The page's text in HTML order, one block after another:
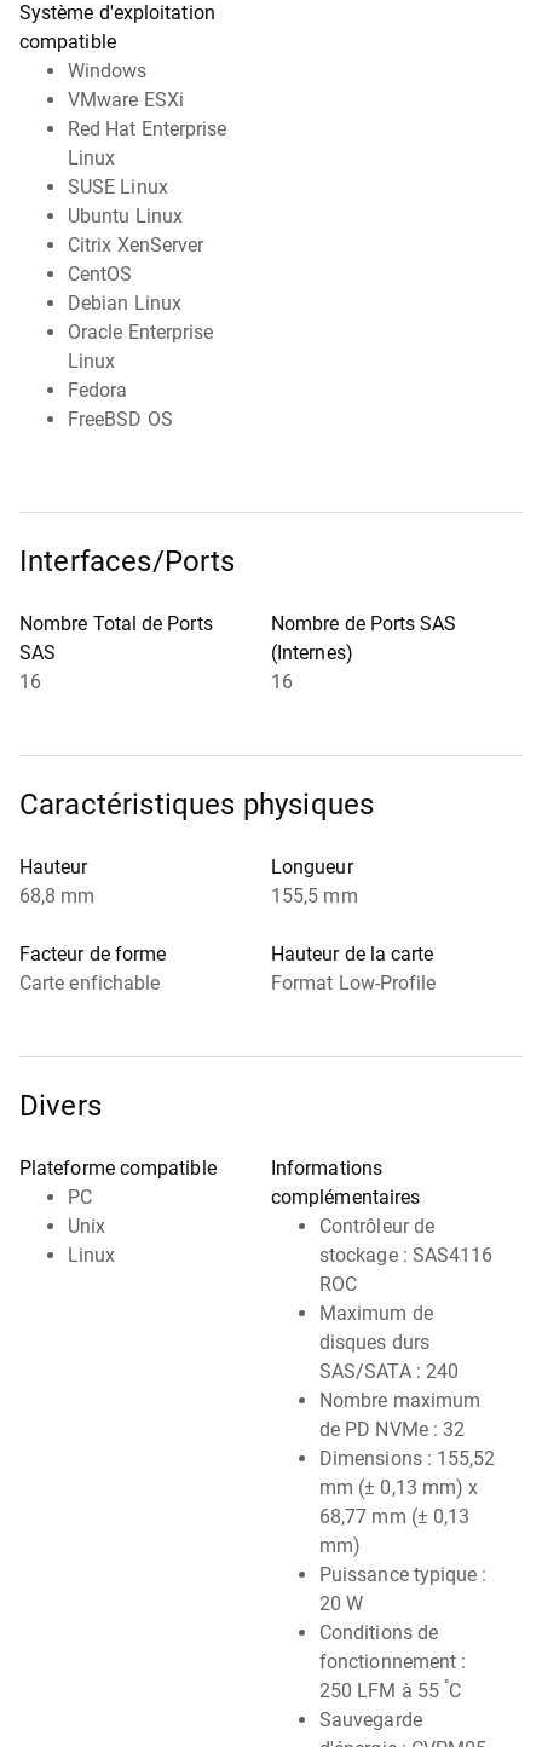
Système d'exploitation
compatible
Windows
VMware ESXi
Red Hat Enterprise
Linux
SUSE Linux
Ubuntu Linux
Citrix XenServer
CentOS
Debian Linux
Oracle Enterprise
Linux
Fedora
FreeBSD OS
Interfaces/Ports
Nombre Total de Ports
SAS
16
Nombre de Ports SAS
(Internes)
16
Caractéristiques physiques
Hauteur
68,8 mm
Longueur
155,5 mm
Facteur de forme
Carte enfichable
Hauteur de la carte
Format Low-Profile
Divers
Plateforme compatible
PC
Unix
Linux
Informations
complémentaires
Contrôleur de
stockage : SAS4116
ROC
Maximum de
disques durs
SAS/SATA : 240
Nombre maximum
de PD NVMe : 32
Dimensions : 155,52
mm (± 0,13 mm) x
68,77 mm (± 0,13
mm)
Puissance typique :
20 W
Conditions de
fonctionnement :
250 LFM à 55 °C
Sauvegarde